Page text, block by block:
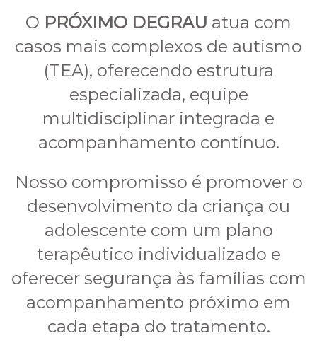
O PRÓXIMO DEGRAU atua com
casos mais complexos de autismo
(TEA), oferecendo estrutura
especializada, equipe
multidisciplinar integrada e
acompanhamento contínuo.
Nosso compromisso é promover o
desenvolvimento da criança ou
adolescente com um plano
terapêutico individualizado e
oferecer segurança às famílias com
acompanhamento próximo em
cada etapa do tratamento.